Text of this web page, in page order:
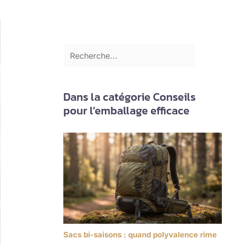
Dans la catégorie Conseils
pour l’emballage efficace
Sacs bi-saisons : quand polyvalence rime